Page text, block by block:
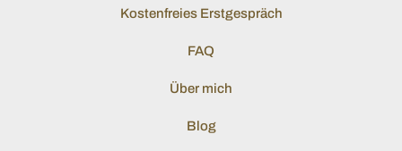
Kostenfreies Erstgespräch
FAQ
Über mich
Blog